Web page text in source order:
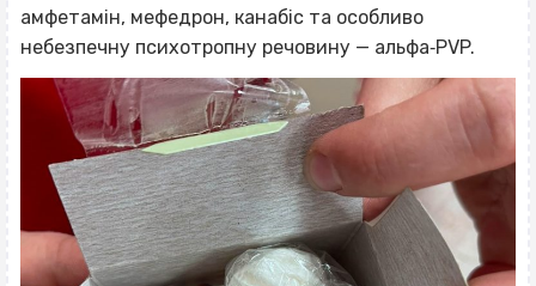
амфетамін, мефедрон, канабіс та особливо
небезпечну психотропну речовину — альфа‐PVP.